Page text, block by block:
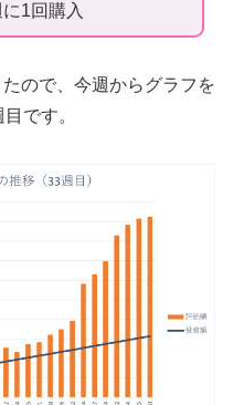
1回購入
ので、今週からグラフを
です。